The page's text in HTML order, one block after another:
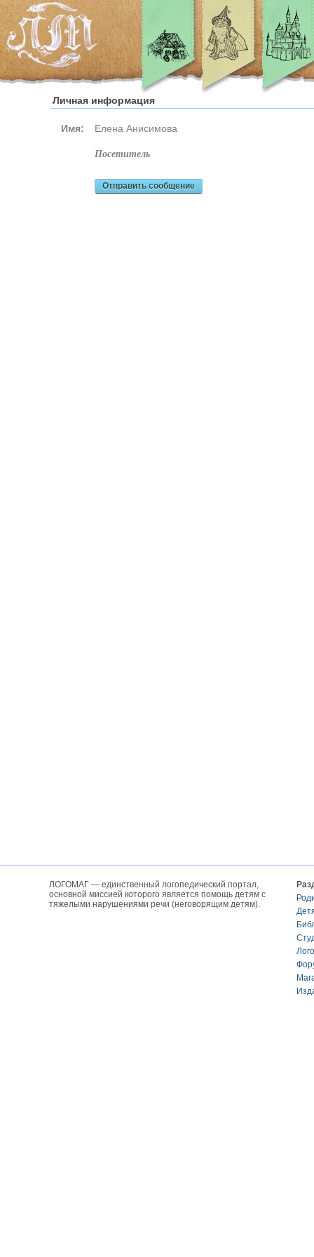
Личная информация
Имя: Елена Анисимова
посетитель
Отправить сообщение
ЛОГОМАГ — единственный логопедический портал,
основной миссией которого является помощь детям с
тяжелыми нарушениями речи (неговорящим детям).